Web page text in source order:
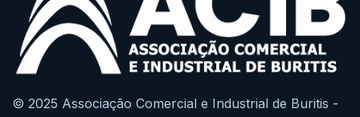
© 2025 Associação Comercial e Industrial de Buritis -